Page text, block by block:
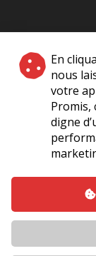
En
nous
votre
Promis,
digne
Plan du site